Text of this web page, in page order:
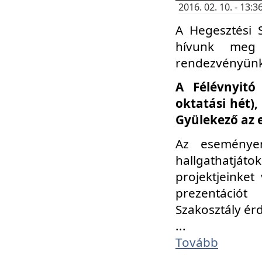
2016. 02. 10. -
A Hegesztési
hívunk
A
oktatási hét),
Gyülekező az
Az
Szakosztály
...
Tovább